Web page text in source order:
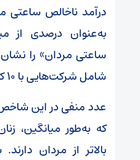
درآمد ناخالص ساعتی
به‌عنوان درصدی از
ساعتی مردان» را
شامل شرکت‌هایی با ۱۰ کارمند یا بیشتر است.
عدد منفی در این
که به‌طور میانگین،
بالاتر از مردان